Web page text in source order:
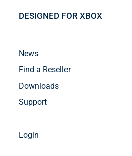
DESIGNED FOR XBOX
News
Find a Reseller
Downloads
Support
Login